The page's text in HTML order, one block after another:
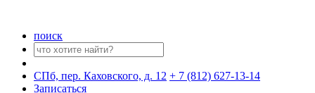
поиск
СПб, пер. Каховского, д. 12 + 7 (812) 627-13-14
Записаться